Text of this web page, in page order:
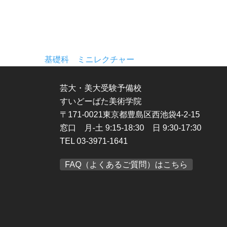
基礎科 ミニレクチャー
芸大・美大受験予備校
すいどーばた美術学院
〒171-0021東京都豊島区西池袋4-2-15
窓口 月-土 9:15-18:30 日 9:30-17:30
TEL 03-3971-1641
FAQ（よくあるご質問）はこちら